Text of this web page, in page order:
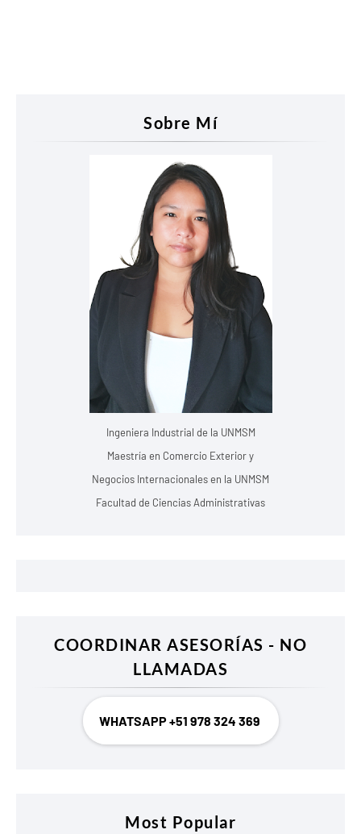
Sobre Mí
Ingeniera Industrial de la UNMSM
Maestría en Comercio Exterior y
Negocios Internacionales en la UNMSM
Facultad de Ciencias Administrativas
COORDINAR ASESORÍAS - NO
LLAMADAS
WHATSAPP +51 978 324 369
Most Popular